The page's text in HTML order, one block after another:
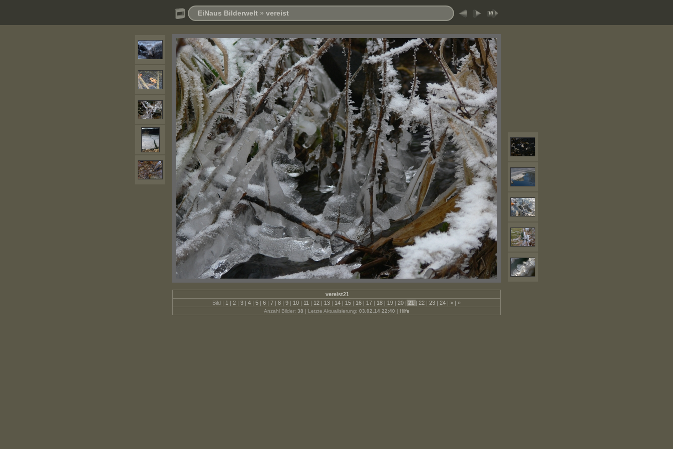
EiNaus Bilderwelt » vereist
vereist21
Bild | 1 | 2 | 3 | 4 | 5 | 6 | 7 | 8 | 9 | 10 | 11 | 12 | 13 | 14 | 15 | 16 | 17 | 18 | 19 | 20 | 21 | 22 | 23 | 24 | > | »
Anzahl Bilder: 38 | Letzte Aktualisierung: 03.02.14 22:40 | Hilfe